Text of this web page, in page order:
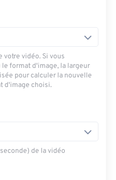
votre vidéo. Si vous
format d'image, la largeur
pour calculer la nouvelle
d'image choisi.
de la vidéo